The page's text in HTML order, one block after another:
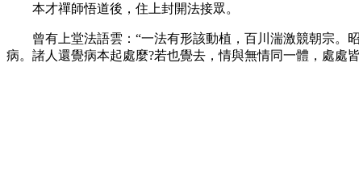
本才禪師悟道後，住上封開法接眾。
曾有上堂法語雲：“一法有形該動植，百川湍激競朝宗。昭
病。諸人還覺病本起處麼?若也覺去，情與無情同一體，處處